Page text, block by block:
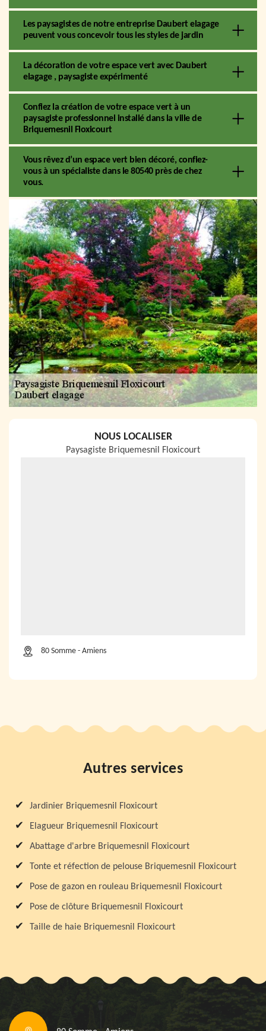
Les paysagistes de notre entreprise Daubert elagage
peuvent vous concevoir tous les styles de jardin
La décoration de votre espace vert avec Daubert
elagage , paysagiste expérimenté
Confiez la création de votre espace vert à un
paysagiste professionnel installé dans la ville de
Briquemesnil Floxicourt
Vous rêvez d’un espace vert bien décoré, confiez-
vous à un spécialiste dans le 80540 près de chez
vous.
NOUS LOCALISER
Paysagiste Briquemesnil Floxicourt
80 Somme - Amiens
Autres services
Jardinier Briquemesnil Floxicourt
Elagueur Briquemesnil Floxicourt
Abattage d'arbre Briquemesnil Floxicourt
Tonte et réfection de pelouse Briquemesnil Floxicourt
Pose de gazon en rouleau Briquemesnil Floxicourt
Pose de clôture Briquemesnil Floxicourt
Taille de haie Briquemesnil Floxicourt